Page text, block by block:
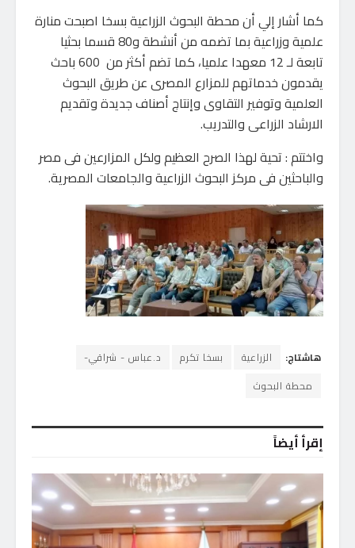
كما أشار إلي أن محطة البحوث الزراعية بسخا اصبحت منارة
علمية وزراعية بما تضمه من أنشطة و80 قسما بحثيا
تابعة لـ 12 معهدا علميا، كما تضم أكثر من 600 باحث
يقدمون خدماتهم للمزارع المصرى عن طريق البحوث
العلمية وتوفير التقاوى وإنتاج أصناف جديدة وتقديم
الارشاد الزراعى والتدريب.
واختتم : تحية لهذا الصرح العظيم ولكل المزارعين فى مصر
والباحثين فى مركز البحوث الزراعية والجامعات المصرية.
هاشتاج: الزراعية بسخا تكرم
د.عباس - شراقي-
محطة البحوث
إقرأ أيضاً